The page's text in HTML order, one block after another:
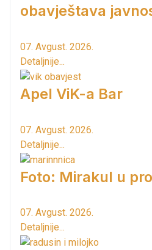
obavještava
07. Avgust. 2026.
Detaljnije...
Apel ViK-a Bar
07. Avgust. 2026.
Detaljnije...
Foto: Mirakul u
07. Avgust. 2026.
Detaljnije...